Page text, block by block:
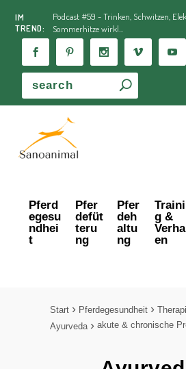
IM
TREND:
Podcast #59 - Trinken, Schwitzen,
Sommerhitze wirkl...
Pferd
egesu
ndhei
t
Pfer
defüt
teru
ng
Pfer
deh
altu
ng
g &
en
Start Pferdegesundheit
Ayurveda
akute & chronische